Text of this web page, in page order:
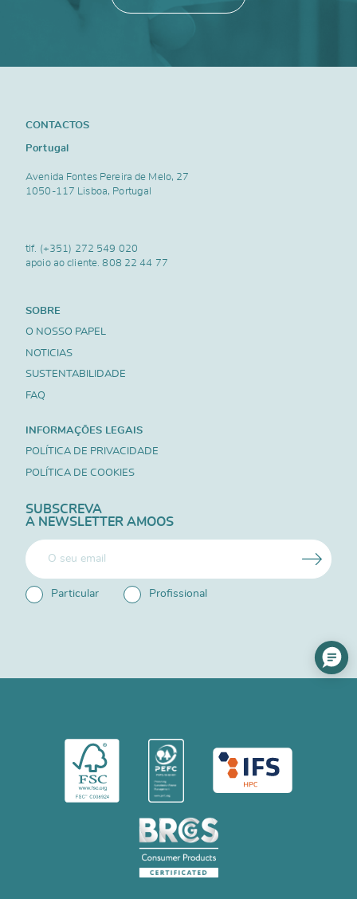
CONTACTOS
Portugal
Avenida Fontes Pereira de Melo, 27
1050-117 Lisboa, Portugal
tlf. (+351) 272 549 020
apoio ao cliente.808 22 44 77
SOBRE
O NOSSO PAPEL
NOTICIAS
SUSTENTABILIDADE
FAQ
INFORMAÇÕES LEGAIS
POLÍTICA DE PRIVACIDADE
POLÍTICA DE COOKIES
SUBSCREVA
A NEWSLETTER AMOOS
Particular Profissional